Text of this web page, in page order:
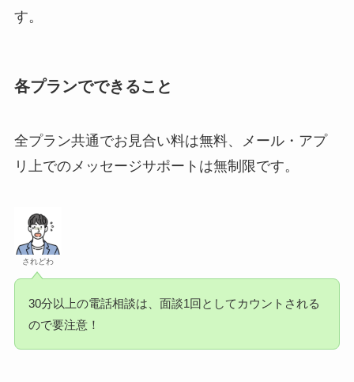
す。
各プランでできること
全プラン共通でお見合い料は無料、メール・アプ
リ上でのメッセージサポートは無制限です。
されどわ
30分以上の電話相談は、面談1回としてカウントされる
ので要注意！